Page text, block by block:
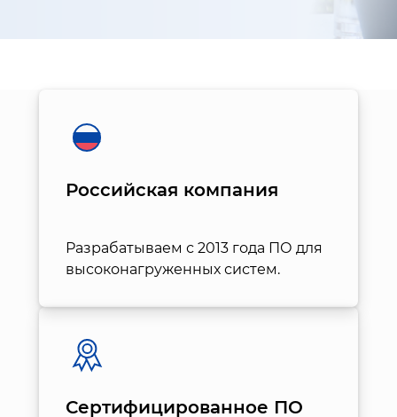
Российская компания
Разрабатываем с 2013 года ПО для
высоконагруженных систем.
Сертифицированное ПО